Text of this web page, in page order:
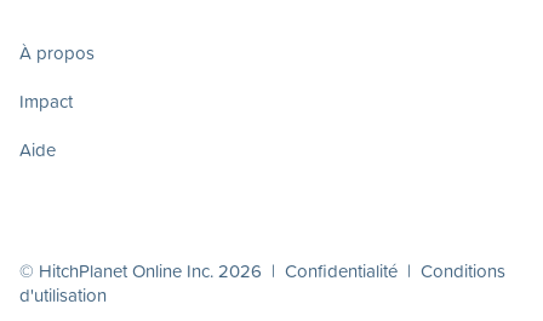
À propos
Impact
Aide
© HitchPlanet Online Inc. 2026 | Confidentialité | Conditions
d'utilisation